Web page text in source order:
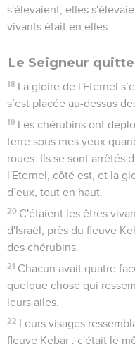
s'élevaient, elles
vivants était en elles.
Le Seigneur
18 La gloire de l'Eternel
s’est placée au-dessus
19 Les chérubins ont
terre sous mes yeux
roues. Ils se sont arrêtés
l'Eternel, côté est, et la
d’eux, tout en haut.
20 C'étaient les êtres
d'Israël, près du fleuve
des chérubins.
21 Chacun avait quatre
quelque chose qui
leurs ailes.
22 Leurs visages
fleuve Kebar : c'était le